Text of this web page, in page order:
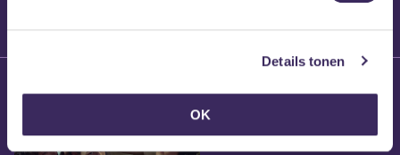
Details tonen
OKWillem’s Blog: Ão